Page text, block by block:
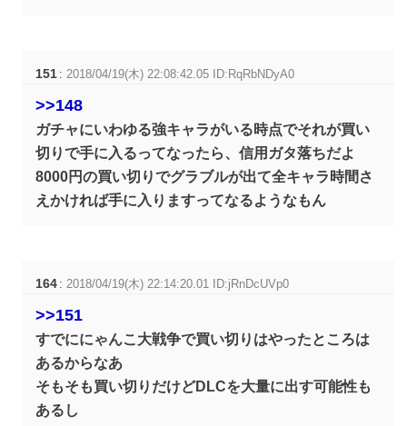
151 :2018/04/19(木) 22:08:42.05 ID:RqRbNDyA0
>>148
ガチャにいわゆる強キャラがいる時点でそれが買い
切りで手に入るってなったら、信用ガタ落ちだよ
8000円の買い切りでグラブルが出て全キャラ時間さ
えかければ手に入りますってなるようなもん
164 :2018/04/19(木) 22:14:20.01 ID:jRnDcUVp0
>>151
すでににゃんこ大戦争で買い切りはやったところは
あるからなあ
そもそも買い切りだけどDLCを大量に出す可能性も
あるし